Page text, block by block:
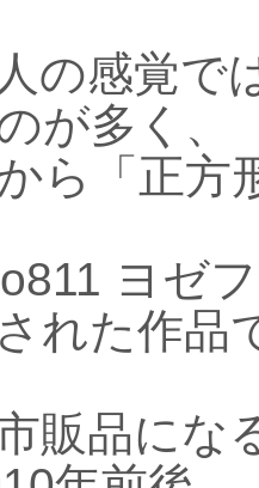
の感覚で
が多く、
ら「正方
ヨゼ
れた作品
販品にな